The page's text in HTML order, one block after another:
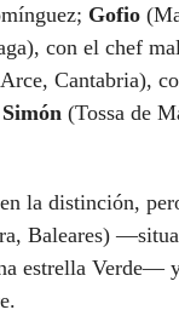
Gofio
con el chef
Cantabria),
(Tossa de
la distinción,
Baleares)
estrella Verde—